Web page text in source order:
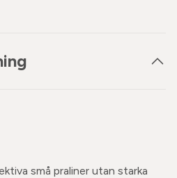
små praliner utan starka